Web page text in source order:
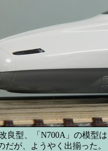
良型、「N700A」の模型
だが、ようやく出揃った。